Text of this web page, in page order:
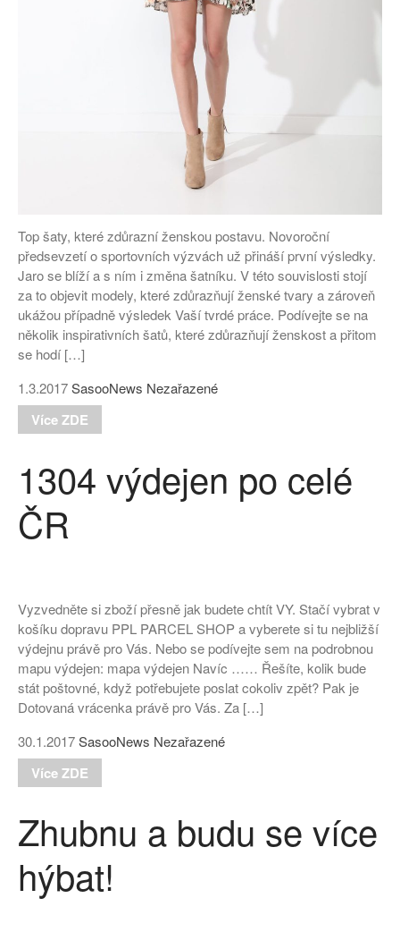
Top šaty, které zdůrazní ženskou postavu. Novoroční
předsevzetí o sportovních výzvách už přináší první výsledky.
Jaro se blíží a s ním i změna šatníku. V této souvislosti stojí
za to objevit modely, které zdůrazňují ženské tvary a zároveň
ukážou případně výsledek Vaší tvrdé práce. Podívejte se na
několik inspirativních šatů, které zdůrazňují ženskost a přitom
se hodí […]
1.3.2017SasooNews Nezařazené
Více ZDE
1304 výdejen po celé
ČR
Vyzvedněte si zboží přesně jak budete chtít VY. Stačí vybrat v
košíku dopravu PPL PARCEL SHOP a vyberete si tu nejbližší
výdejnu právě pro Vás. Nebo se podívejte sem na podrobnou
mapu výdejen: mapa výdejen Navíc …… Řešíte, kolik bude
stát poštovné, když potřebujete poslat cokoliv zpět? Pak je
Dotovaná vrácenka právě pro Vás. Za […]
30.1.2017SasooNews Nezařazené
Více ZDE
Zhubnu a budu se více
hýbat!